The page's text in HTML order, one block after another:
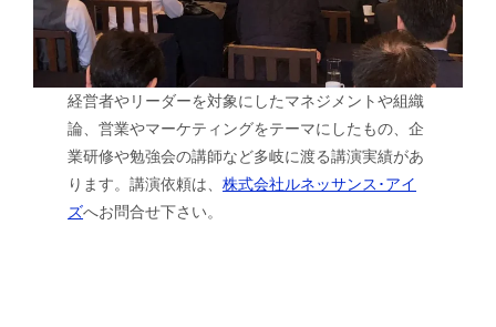
経営者やリーダーを対象にしたマネジメントや組織
論、営業やマーケティングをテーマにしたもの、企
業研修や勉強会の講師など多岐に渡る講演実績があ
ります。講演依頼は、株式会社ルネッサンス･アイ
ズへお問合せ下さい。